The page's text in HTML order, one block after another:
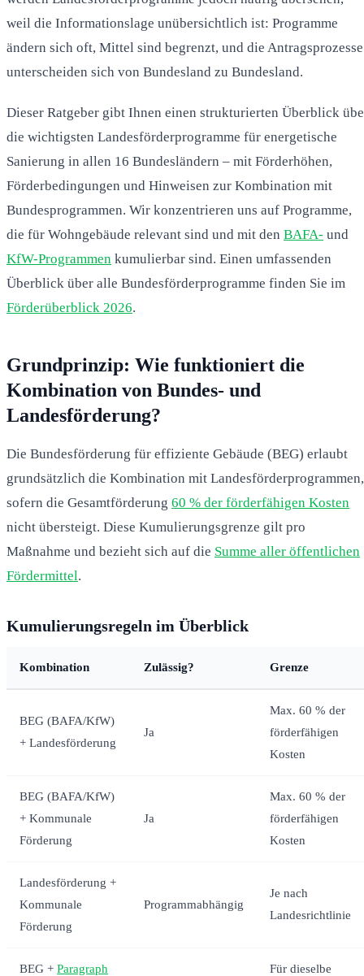
weil die Informationslage unübersichtlich ist: Programme
ändern sich oft, Mittel sind begrenzt, und die Antragsprozesse
unterscheiden sich von Bundesland zu Bundesland.
Dieser Ratgeber gibt Ihnen einen strukturierten Überblick
die wichtigsten Landesförderprogramme für energetische
Sanierung in allen 16 Bundesländern – mit Förderhöhen,
Förderbedingungen und Hinweisen zur Kombination mit
Bundesprogrammen. Wir konzentrieren uns auf Programme,
die für Wohngebäude relevant sind und mit den BAFA- und
KfW-Programmen kumulierbar sind. Einen umfassenden
Überblick über alle Bundesförderprogramme finden Sie im
Förderüberblick 2026.
Grundprinzip: Wie funktioniert die
Kombination von Bundes- und
Landesförderung?
Die Bundesförderung für effiziente Gebäude (BEG) erlaubt
grundsätzlich die Kombination mit Landesförderprogrammen,
sofern die Gesamtförderung 60 % der förderfähigen Kosten
nicht übersteigt. Diese Kumulierungsgrenze gilt pro
Maßnahme und bezieht sich auf die Summe aller öffentlichen
Fördermittel.
Kumulierungsregeln im Überblick
Kombination Zulässig? Grenze
BEG (BAFA/KfW)
+ Landesförderung
Ja
Max. 60 % der
förderfähigen
Kosten
BEG (BAFA/KfW)
+ Kommunale
Förderung
Ja
Max. 60 % der
förderfähigen
Kosten
Landesförderung +
Kommunale
Förderung
Programmabhängig
Je nach
Landesrichtlinie
BEG + Paragraph
Für dieselbe